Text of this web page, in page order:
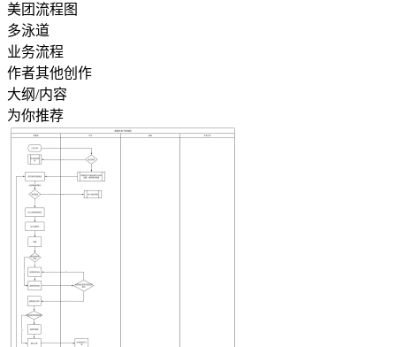
美团流程图
多泳道
业务流程
作者其他创作
大纲/内容
为你推荐